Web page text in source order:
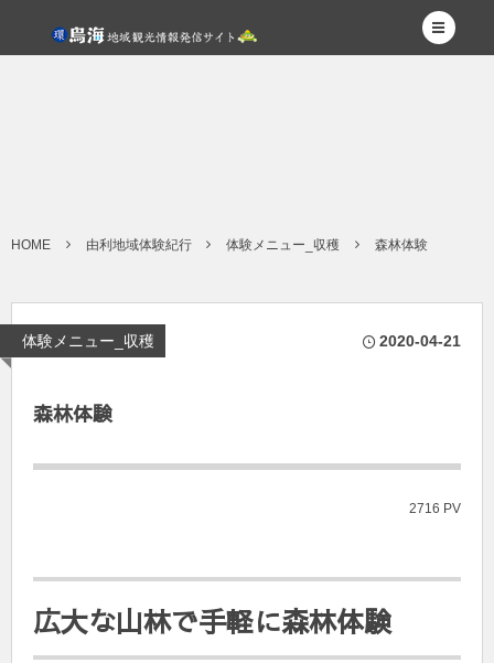
HOME 由利地域体験紀行 体験メニュー_収穫 森林体験
体験メニュー_収穫 2020-04-21
森林体験
2716 PV
広大な山林で手軽に森林体験